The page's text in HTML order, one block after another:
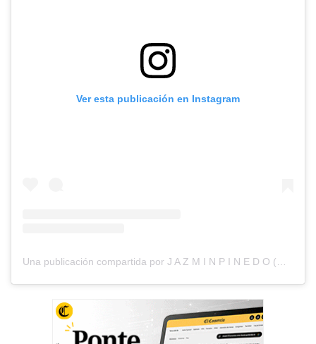
Ver esta publicación en Instagram